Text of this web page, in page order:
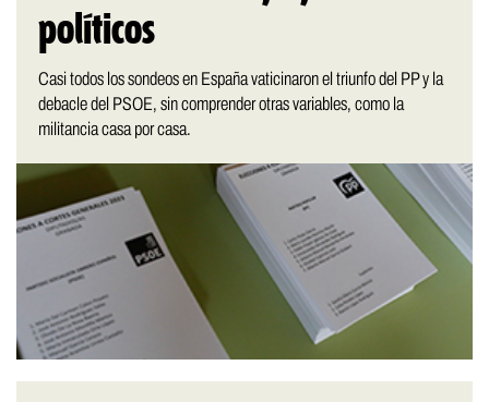
políticos
Casi todos los sondeos en España vaticinaron el triunfo del PP y la
debacle del PSOE, sin comprender otras variables, como la
militancia casa por casa.